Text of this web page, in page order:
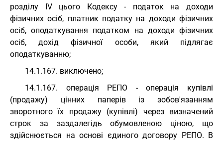
розділу IV цього Кодексу - податок на доходи
фізичних осіб, платник податку на доходи фізичних
осіб, оподаткування податком на доходи фізичних
осіб, дохід фізичної особи, який підлягає
оподаткуванню;
14.1.167. виключено;
14.1.167. операція РЕПО - операція купівлі
(продажу) цінних паперів із зобов'язанням
зворотного їх продажу (купівлі) через визначений
строк за заздалегідь обумовленою ціною, що
здійснюється на основі єдиного договору РЕПО. В